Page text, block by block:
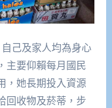
己及家人均為身心
主要仰賴每月國民
，她長期投入資源
回收物及菸蒂，步